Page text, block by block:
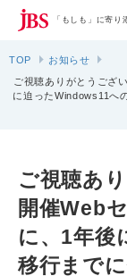
「もしも」に寄り
TOP
お知らせ
ご視聴ありがとうござ
に迫ったWindows11へ
ご視聴あ
開催Web
に、1年後
移行まで